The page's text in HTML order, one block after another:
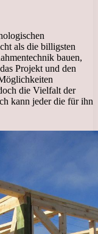
als die billigsten
bauen,
Projekt und den
die Vielfalt der
kann jeder die für ihn